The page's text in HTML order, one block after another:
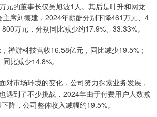
的董事长仅吴旭波1人。其后是叶升和网龙
主席刘德建，2024年薪酬分别下降461万元、4
万元，分别同比减少约17.9%、33.33%。
游科技营收16.58亿元，同比减少19.5%；
比减少14.8%。
市场环境的变化，公司努力探索业务发展，
遇到了不少挑战，2024年由于付费用户人数减
降，公司整体收入减幅约19.5%。